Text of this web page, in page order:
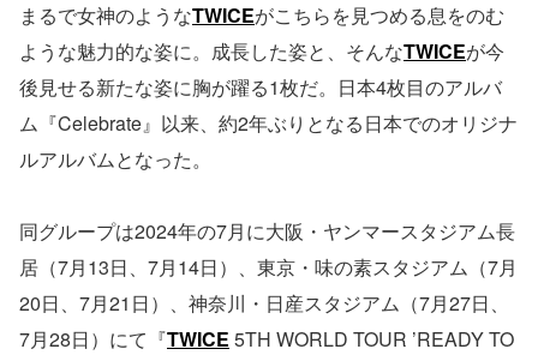
まるで女神のようなTWICEがこちらを見つめる息をのむ
ような魅力的な姿に。成長した姿と、そんなTWICEが今
後見せる新たな姿に胸が躍る1枚だ。日本4枚目のアルバ
ム『Celebrate』以来、約2年ぶりとなる日本でのオリジナ
ルアルバムとなった。
同グループは2024年の7月に大阪・ヤンマースタジアム長
居（7月13日、7月14日）、東京・味の素スタジアム（7月
20日、7月21日）、神奈川・日産スタジアム（7月27日、
7月28日）にて『TWICE 5TH WORLD TOUR ’READY TO